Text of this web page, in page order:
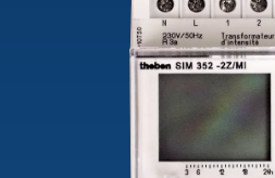
Experts OEM